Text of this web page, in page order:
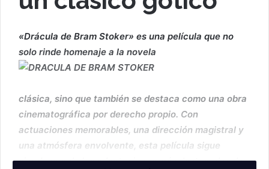
«Drácula de Bram Stoker» es una película que no
solo rinde homenaje a la novela
clásica, sino que también se destaca como una obra
cinematográfica por derecho propio. Con
actuaciones memorables, una dirección magistral y
una atmósfera envolvente, esta película sigue
siendo una de las adaptaciones más destacadas de